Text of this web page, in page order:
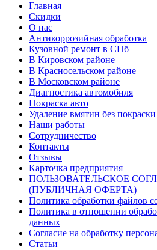
Главная
Скидки
О нас
Антикоррозийная обработка
Кузовной ремонт в СПб
В Кировском районе
В Красносельском районе
В Московском районе
Диагностика автомобиля
Покраска авто
Удаление вмятин без покраски
Наши работы
Cотрудничество
Контакты
Отзывы
Карточка предприятия
ПОЛЬЗОВАТЕЛЬСКОЕ
(ПУБЛИЧНАЯ ОФЕРТА)
Политика обработки файлов
Политика в отношении
данных
Согласие на обработку
Статьи